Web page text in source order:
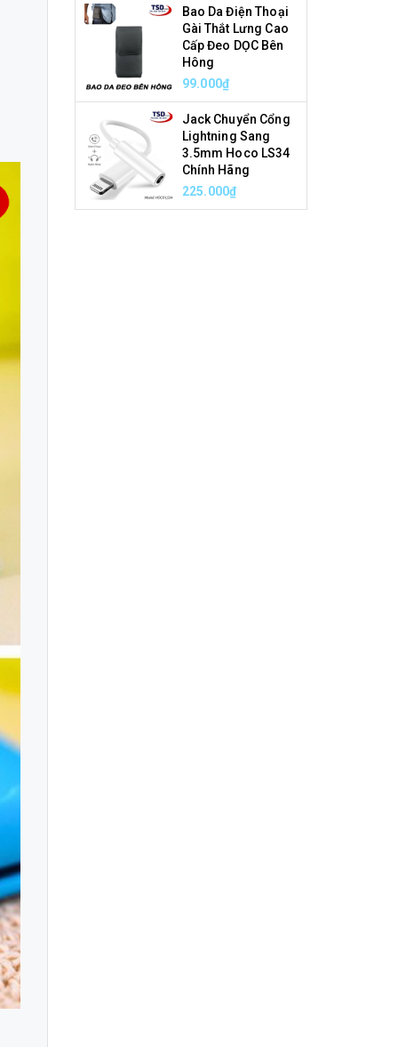
Bao Da Điện Thoại
Gài Thắt Lưng Cao
Cấp Đeo DỌC Bên
Hông
99.000₫
Jack Chuyển Cổng
Lightning Sang
3.5mm Hoco LS34
Chính Hãng
225.000₫